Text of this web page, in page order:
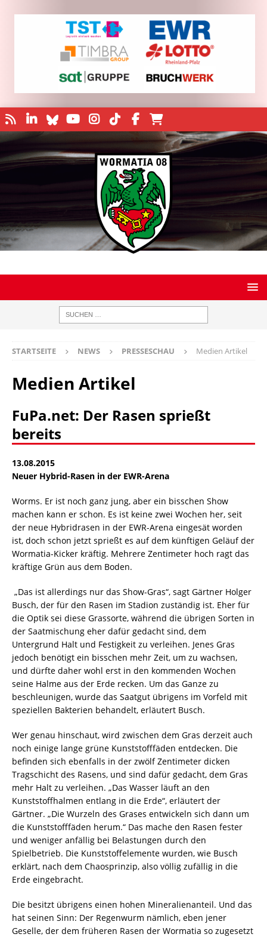
STARTSEITE NEWS PRESSESCHAU Medien Artikel
Medien Artikel
FuPa.net: Der Rasen sprießt
bereits
13.08.2015
Neuer Hybrid-Rasen in der EWR-Arena
Worms. Er ist noch ganz jung, aber ein bisschen Show
machen kann er schon. Es ist keine zwei Wochen her, seit
der neue Hybridrasen in der EWR-Arena eingesät worden
ist, doch schon jetzt sprießt es auf dem künftigen Geläuf der
Wormatia-Kicker kräftig. Mehrere Zentimeter hoch ragt das
kräftige Grün aus dem Boden.
„Das ist allerdings nur das Show-Gras“, sagt Gärtner Holger
Busch, der für den Rasen im Stadion zuständig ist. Eher für
die Optik sei diese Grassorte, während die übrigen Sorten in
der Saatmischung eher dafür gedacht sind, dem
Untergrund Halt und Festigkeit zu verleihen. Jenes Gras
jedoch benötigt ein bisschen mehr Zeit, um zu wachsen,
und dürfte daher wohl erst in den kommenden Wochen
seine Halme aus der Erde recken. Um das Ganze zu
beschleunigen, wurde das Saatgut übrigens im Vorfeld mit
speziellen Bakterien behandelt, erläutert Busch.
Wer genau hinschaut, wird zwischen dem Gras derzeit auch
noch einige lange grüne Kunststofffäden entdecken. Die
befinden sich ebenfalls in der zwölf Zentimeter dicken
Tragschicht des Rasens, und sind dafür gedacht, dem Gras
mehr Halt zu verleihen. „Das Wasser läuft an den
Kunststoffhalmen entlang in die Erde“, erläutert der
Gärtner. „Die Wurzeln des Grases entwickeln sich dann um
die Kunststofffäden herum.“ Das mache den Rasen fester
und weniger anfällig bei Belastungen durch den
Spielbetrieb. Die Kunststoffelemente wurden, wie Busch
erklärt, nach dem Chaosprinzip, also völlig zufällig in die
Erde eingebracht.
Die besitzt übrigens einen hohen Mineralienanteil. Und das
hat seinen Sinn: Der Regenwurm nämlich, eben jener
Geselle, der dem früheren Rasen der Wormatia so zugesetzt